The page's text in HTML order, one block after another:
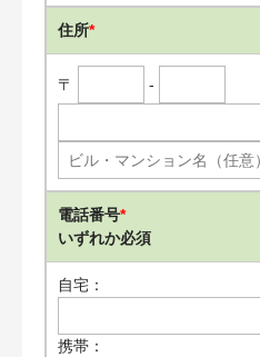
住所*
〒 -
電話番号*
いずれか必須
自宅：
携帯：